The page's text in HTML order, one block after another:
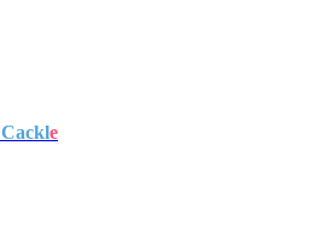
Cackle